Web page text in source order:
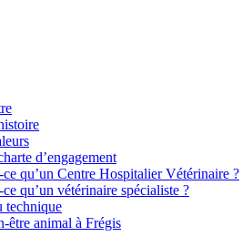
d’engagement
ce qu’un Centre Hospitalier Vétérinaire ?
ce qu’un vétérinaire spécialiste ?
technique
être animal à Frégis